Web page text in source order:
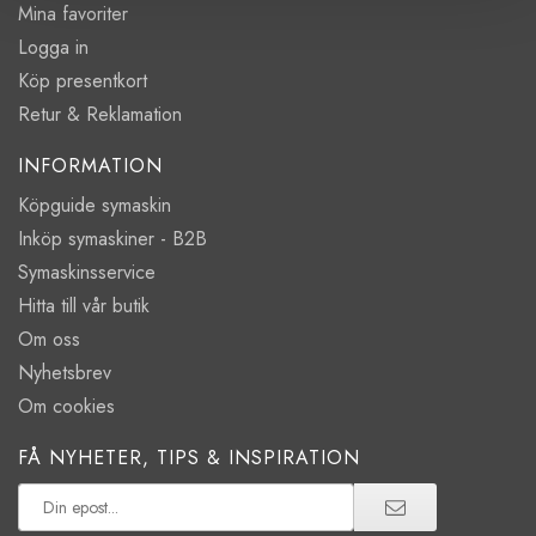
Mina favoriter
Logga in
Köp presentkort
Retur & Reklamation
INFORMATION
Köpguide symaskin
Inköp symaskiner - B2B
Symaskinsservice
Hitta till vår butik
Om oss
Nyhetsbrev
Om cookies
FÅ NYHETER, TIPS & INSPIRATION